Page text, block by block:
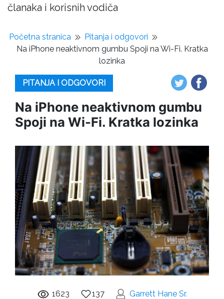
članaka i korisnih vodiča
Početna stranica
Pitanja i odgovori
Na iPhone neaktivnom gumbu Spoji na Wi-Fi. Kratka
lozinka
PITANJA I ODGOVORI
Na iPhone neaktivnom gumbu
Spoji na Wi-Fi. Kratka lozinka
1623 137 Garrett Hane Sr.